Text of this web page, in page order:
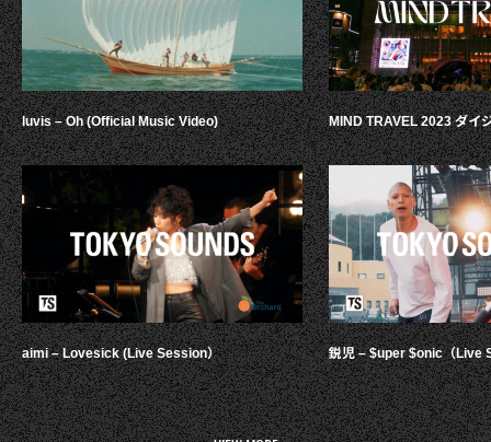
luvis – Oh (Official Music Video)
aimi – Lovesick (Live Session）
MIND TRAVEL 2023 ダイ
鋭児 – $uper $onic（Live